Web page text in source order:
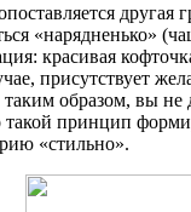
другая
«нарядненько»
красивая
присутствует
образом, вы не
такой принцип
«стильно».